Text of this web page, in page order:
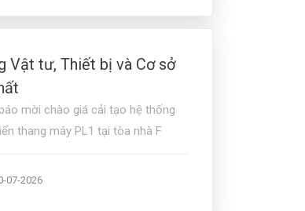
Vật tư, Thiết bị và Cơ sở
mời chào giá cải tạo hệ thống
thang máy PL1 tại tòa nhà F
07-2026